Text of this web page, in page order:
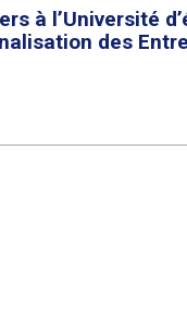
à l’Université
des